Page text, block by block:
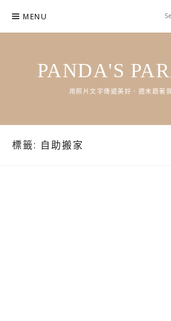
content
MENU
PANDA'S
用照片文字傳遞美好．週末跟著
標籤: 自助搬家